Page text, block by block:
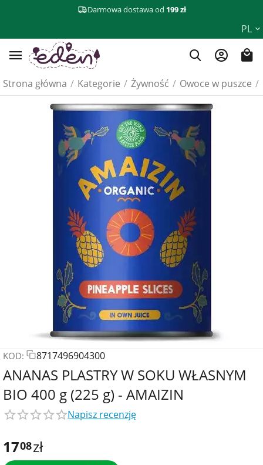
Darmowa dostawa od 199 zł
PL
Strona główna / Kategorie / Żywność / Owoce w puszce /
KOD: 8717496904300
ANANAS PLASTRY W SOKU WŁASNYM
BIO 400 g (225 g) - AMAIZIN
Napisz recenzję
1708zł